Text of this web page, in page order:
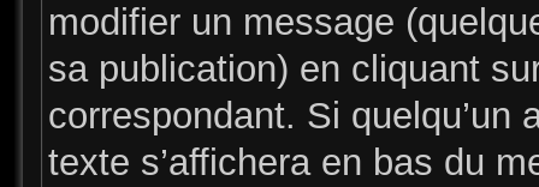
modifier un message
sa publication) en cliquant
correspondant. Si quelqu’un
texte s’affichera en bas du